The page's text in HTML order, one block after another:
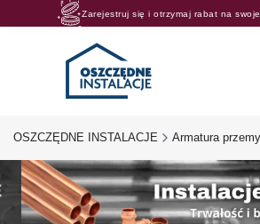
Zarejestruj się i otrzymaj rabat na
OSZCZĘDNE INSTALACJE Armatura